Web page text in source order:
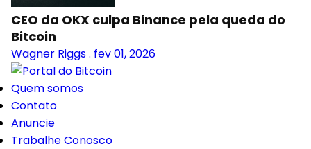
CEO da OKX culpa Binance pela queda do
Bitcoin
Wagner Riggs. fev 01, 2026
Quem somos
Contato
Anuncie
Trabalhe Conosco